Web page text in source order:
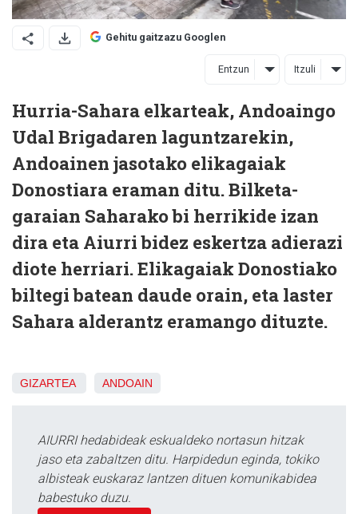
Gehitu gaitzazu Googlen
Entzun Itzuli
Hurria-Sahara elkarteak, Andoaingo
Udal Brigadaren laguntzarekin,
Andoainen jasotako elikagaiak
Donostiara eraman ditu. Bilketa-
garaian Saharako bi herrikide izan
dira eta Aiurri bidez eskertza adierazi
diote herriari. Elikagaiak Donostiako
biltegi batean daude orain, eta laster
Sahara alderantz eramango dituzte.
GIZARTEA ANDOAIN
AIURRI hedabideak eskualdeko nortasun hitzak
jaso eta zabaltzen ditu. Harpidedun eginda, tokiko
albisteak euskaraz lantzen dituen komunikabidea
babestuko duzu.